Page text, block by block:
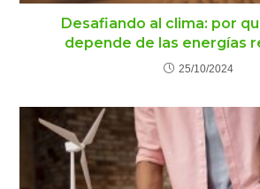
Desafiando al clima: por
depende de las energías
25/10/2024